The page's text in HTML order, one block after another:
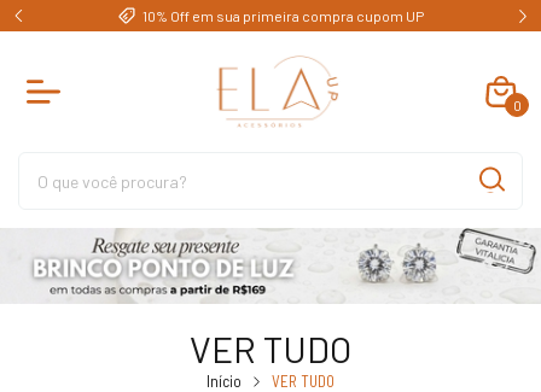
10% Off em sua primeira compra cupom UP
0
VER TUDO
Início VER TUDO